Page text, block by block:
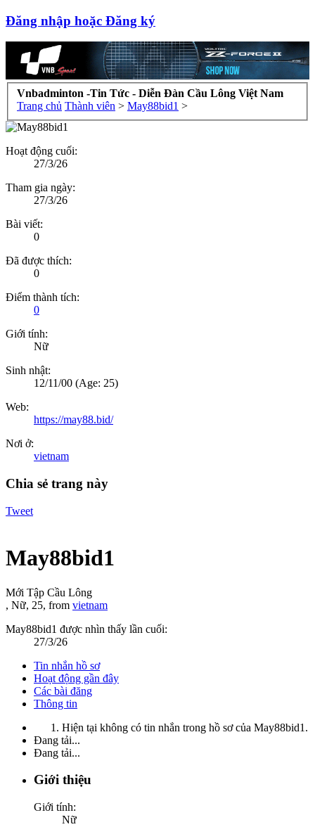
Đăng nhập hoặc Đăng ký
Vnbadminton -Tin Tức - Diễn Đàn Cầu Lông Việt Nam
Trang chủ Thành viên > May88bid1 >
Hoạt động cuối:
27/3/26
Tham gia ngày:
27/3/26
Bài viết:
0
Đã được thích:
0
Điểm thành tích:
0
Giới tính:
Nữ
Sinh nhật:
12/11/00 (Age: 25)
Web:
https://may88.bid/
Nơi ở:
vietnam
Chia sẻ trang này
Tweet
May88bid1
Mới Tập Cầu Lông
, Nữ, 25, from vietnam
May88bid1 được nhìn thấy lần cuối:
27/3/26
Tin nhắn hồ sơ
Hoạt động gần đây
Các bài đăng
Thông tin
Hiện tại không có tin nhắn trong hồ sơ của May88bid1.
Đang tải...
Đang tải...
Giới thiệu
Giới tính:
Nữ